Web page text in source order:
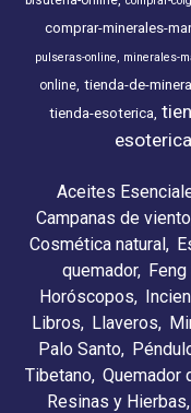
comprar-minerales-
pulseras-online
minerales-
online tienda-de-
tienda-esoterica
Aceites
Campanas de viento
Cosmética natural
quemador
Feng
Horóscopos
Libros
Llaveros
Palo Santo
Tibetano Quemador
Resinas y Hierbas